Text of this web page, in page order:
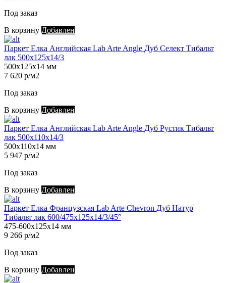
Под заказ
В корзину Добавлен
Паркет Елка Английская Lab Arte Angle Дуб Селект Тибальт
лак 500х125х14/3
500х125х14 мм
7 620 р/м2
Под заказ
В корзину Добавлен
Паркет Елка Английская Lab Arte Angle Дуб Рустик Тибальт
лак 500х110х14/3
500х110х14 мм
5 947 р/м2
Под заказ
В корзину Добавлен
Паркет Елка Французская Lab Arte Chevron Дуб Натур
Тибальт лак 600/475х125х14/3/45°
475-600х125х14 мм
9 266 р/м2
Под заказ
В корзину Добавлен